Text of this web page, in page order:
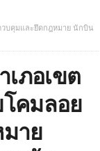
บคุมและยึดกฎหมาย นักบิน
ภอเขต
คมลอย
าย